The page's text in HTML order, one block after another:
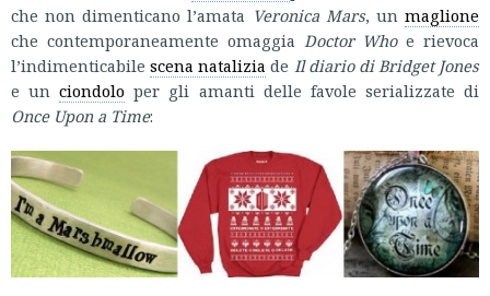
che non dimenticano l’amata Veronica Mars, unmaglione
che contemporaneamente omaggia Doctor Whoe rievoca
l’indimenticabilescena natalizia de Il diario di Bridget Jones
e unciondolo per gli amanti delle favole serializzate di
Once Upon a Time: